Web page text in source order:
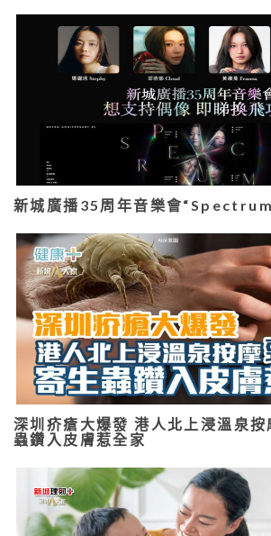
新城廣播35周年音樂會
深圳疥瘡大爆發 港人北上浸溫泉按
蟲鑽入皮膚惹全家